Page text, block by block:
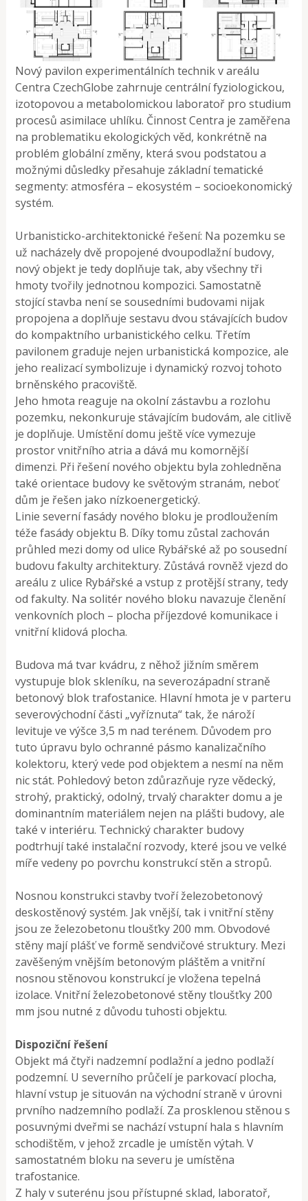
Nový pavilon experimentálních technik v areálu
Centra CzechGlobe zahrnuje centrální fyziologickou,
izotopovou a metabolomickou laboratoř pro studium
procesů asimilace uhlíku. Činnost Centra je zaměřena
na problematiku ekologických věd, konkrétně na
problém globální změny, která svou podstatou a
možnými důsledky přesahuje základní tematické
segmenty: atmosféra – ekosystém – socioekonomický
systém.
Urbanisticko-architektonické řešení: Na pozemku se
už nacházely dvě propojené dvoupodlažní budovy,
nový objekt je tedy doplňuje tak, aby všechny tři
hmoty tvořily jednotnou kompozici. Samostatně
stojící stavba není se sousedními budovami nijak
propojena a doplňuje sestavu dvou stávajících budov
do kompaktního urbanistického celku. Třetím
pavilonem graduje nejen urbanistická kompozice, ale
jeho realizací symbolizuje i dynamický rozvoj tohoto
brněnského pracoviště.
Jeho hmota reaguje na okolní zástavbu a rozlohu
pozemku, nekonkuruje stávajícím budovám, ale citlivě
je doplňuje. Umístění domu ještě více vymezuje
prostor vnitřního atria a dává mu komornější
dimenzi. Při řešení nového objektu byla zohledněna
také orientace budovy ke světovým stranám, neboť
dům je řešen jako nízkoenergetický.
Linie severní fasády nového bloku je prodloužením
téže fasády objektu B. Díky tomu zůstal zachován
průhled mezi domy od ulice Rybářské až po sousední
budovu fakulty architektury. Zůstává rovněž vjezd do
areálu z ulice Rybářské a vstup z protější strany, tedy
od fakulty. Na solitér nového bloku navazuje členění
venkovních ploch – plocha příjezdové komunikace i
vnitřní klidová plocha.
Budova má tvar kvádru, z něhož jižním směrem
vystupuje blok skleníku, na severozápadní straně
betonový blok trafostanice. Hlavní hmota je v parteru
severovýchodní části „vyříznuta“ tak, že nároží
levituje ve výšce 3,5 m nad terénem. Důvodem pro
tuto úpravu bylo ochranné pásmo kanalizačního
kolektoru, který vede pod objektem a nesmí na něm
nic stát. Pohledový beton zdůrazňuje ryze vědecký,
strohý, praktický, odolný, trvalý charakter domu a je
dominantním materiálem nejen na plášti budovy, ale
také v interiéru. Technický charakter budovy
podtrhují také instalační rozvody, které jsou ve velké
míře vedeny po povrchu konstrukcí stěn a stropů.
Nosnou konstrukci stavby tvoří železobetonový
deskostěnový systém. Jak vnější, tak i vnitřní stěny
jsou ze železobetonu tloušťky 200 mm. Obvodové
stěny mají plášť ve formě sendvičové struktury. Mezi
zavěšeným vnějším betonovým pláštěm a vnitřní
nosnou stěnovou konstrukcí je vložena tepelná
izolace. Vnitřní železobetonové stěny tloušťky 200
mm jsou nutné z důvodu tuhosti objektu.
Dispoziční řešení
Objekt má čtyři nadzemní podlažní a jedno podlaží
podzemní. U severního průčelí je parkovací plocha,
hlavní vstup je situován na východní straně v úrovni
prvního nadzemního podlaží. Za prosklenou stěnou s
posuvnými dveřmi se nachází vstupní hala s hlavním
schodištěm, v jehož zrcadle je umístěn výtah. V
samostatném bloku na severu je umístěna
trafostanice.
Z haly v suterénu jsou přístupné sklad, laboratoř,